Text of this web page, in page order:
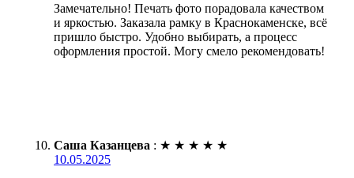
Замечательно! Печать фото порадовала качеством
и яркостью. Заказала рамку в Краснокаменске, всё
пришло быстро. Удобно выбирать, а процесс
оформления простой. Могу смело рекомендовать!
Саша Казанцева : ★ ★ ★ ★ ★
10.05.2025